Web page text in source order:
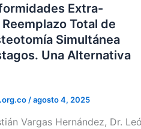
Extra-
Total de
Simultánea
Una Alternativa
/agosto 4, 2025
Vargas Hernández, Dr.